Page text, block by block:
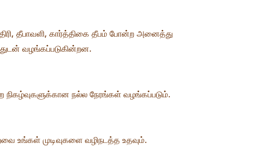
தீபாவளி, கார்த்திகை தீபம் போன்ற அனைத்து
வழங்கப்படுகின்றன.
நல்ல நேரங்கள் வழங்கப்படும்.
உங்கள் முடிவுகளை வழிநடத்த உதவும்.